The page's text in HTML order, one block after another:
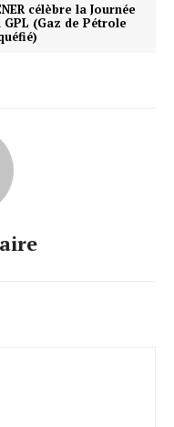
célèbre la Journée
GPL (Gaz de Pétrole